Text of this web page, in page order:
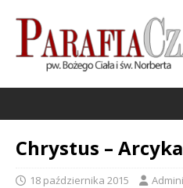
Chrystus –
18 października 2015